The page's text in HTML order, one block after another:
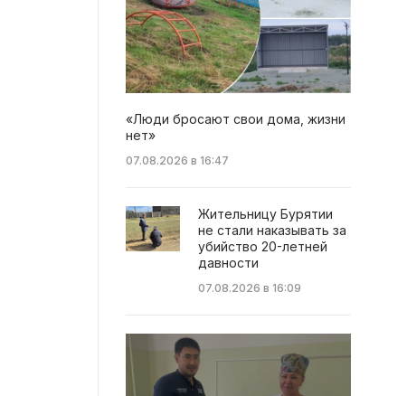
«Люди бросают свои дома, жизни
нет»
07.08.2026 в 16:47
Жительницу Бурятии
не стали наказывать за
убийство 20-летней
давности
07.08.2026 в 16:09